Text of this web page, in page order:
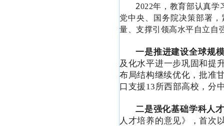
2022年，教育部认真学
党中央、国务院决策部署
量、支撑引领高水平自立自
一是推进建设全球规
及化水平进一步巩固和提
布局结构继续优化，批准
口支援13所西部高校，分
二是强化基础学科人
人才培养的意见》，首次